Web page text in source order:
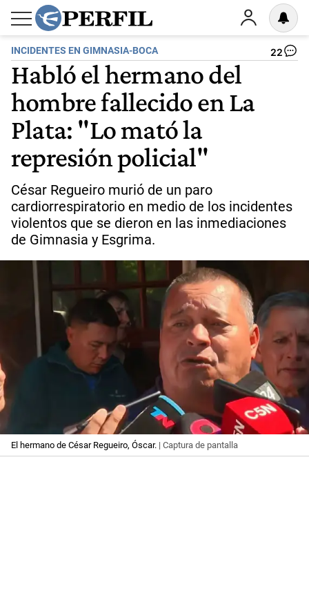
INCIDENTES EN GIMNASIA-BOCA 22
Habló el hermano del
hombre fallecido en La
Plata: "Lo mató la
represión policial"
César Regueiro murió de un paro
cardiorrespiratorio en medio de los incidentes
violentos que se dieron en las inmediaciones
de Gimnasia y Esgrima.
El hermano de César Regueiro, Óscar. | Captura de pantalla